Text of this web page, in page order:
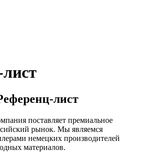
лист
поставляет премиальное
рынок. Мы являемся
немецких производителей
материалов.